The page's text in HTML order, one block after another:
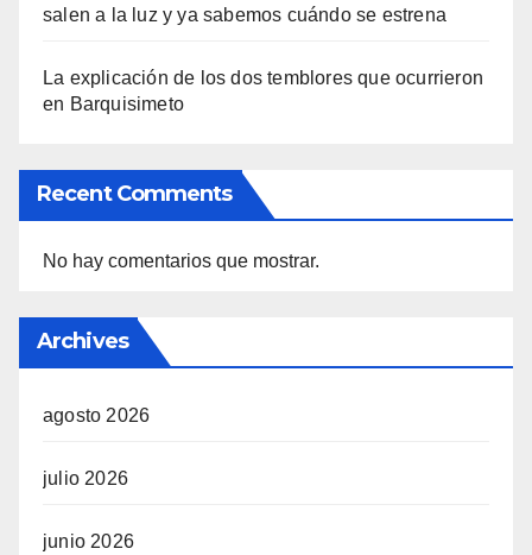
salen a la luz y ya sabemos cuándo se estrena
La explicación de los dos temblores que ocurrieron
en Barquisimeto
Recent Comments
No hay comentarios que mostrar.
Archives
agosto 2026
julio 2026
junio 2026